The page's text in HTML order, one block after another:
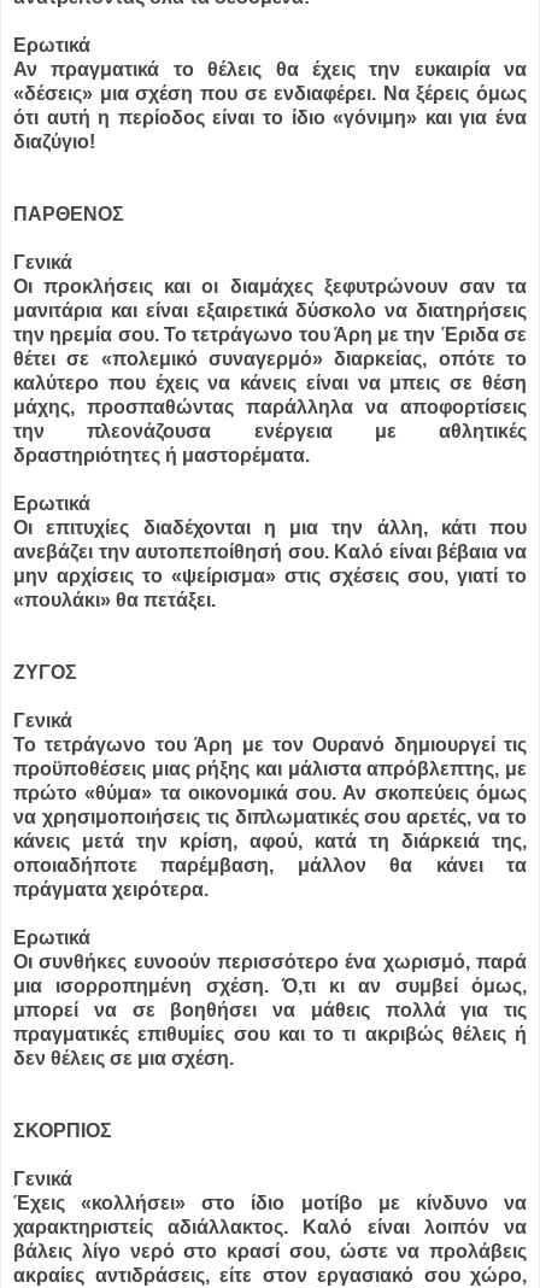
Ερωτικά
Αν πραγματικά το θέλεις θα έχεις την ευκαιρία να
«δέσεις» μια σχέση που σε ενδιαφέρει. Να ξέρεις όμως
ότι αυτή η περίοδος είναι το ίδιο «γόνιμη» και για ένα
διαζύγιο!
ΠΑΡΘΕΝΟΣ
Γενικά
Οι προκλήσεις και οι διαμάχες ξεφυτρώνουν σαν τα
μανιτάρια και είναι εξαιρετικά δύσκολο να διατηρήσεις
την ηρεμία σου. Το τετράγωνο του Άρη με την Έριδα σε
θέτει σε «πολεμικό συναγερμό» διαρκείας, οπότε το
καλύτερο που έχεις να κάνεις είναι να μπεις σε θέση
μάχης, προσπαθώντας παράλληλα να αποφορτίσεις
την πλεονάζουσα ενέργεια με αθλητικές
δραστηριότητες ή μαστορέματα.
Ερωτικά
Οι επιτυχίες διαδέχονται η μια την άλλη, κάτι που
ανεβάζει την αυτοπεποίθησή σου. Καλό είναι βέβαια να
μην αρχίσεις το «ψείρισμα» στις σχέσεις σου, γιατί το
«πουλάκι» θα πετάξει.
ΖΥΓΟΣ
Γενικά
Το τετράγωνο του Άρη με τον Ουρανό δημιουργεί τις
προϋποθέσεις μιας ρήξης και μάλιστα απρόβλεπτης, με
πρώτο «θύμα» τα οικονομικά σου. Αν σκοπεύεις όμως
να χρησιμοποιήσεις τις διπλωματικές σου αρετές, να το
κάνεις μετά την κρίση, αφού, κατά τη διάρκειά της,
οποιαδήποτε παρέμβαση, μάλλον θα κάνει τα
πράγματα χειρότερα.
Ερωτικά
Οι συνθήκες ευνοούν περισσότερο ένα χωρισμό, παρά
μια ισορροπημένη σχέση. Ό,τι κι αν συμβεί όμως,
μπορεί να σε βοηθήσει να μάθεις πολλά για τις
πραγματικές επιθυμίες σου και το τι ακριβώς θέλεις ή
δεν θέλεις σε μια σχέση.
ΣΚΟΡΠΙΟΣ
Γενικά
Έχεις «κολλήσει» στο ίδιο μοτίβο με κίνδυνο να
χαρακτηριστείς αδιάλλακτος. Καλό είναι λοιπόν να
βάλεις λίγο νερό στο κρασί σου, ώστε να προλάβεις
ακραίες αντιδράσεις, είτε στον εργασιακό σου χώρο,